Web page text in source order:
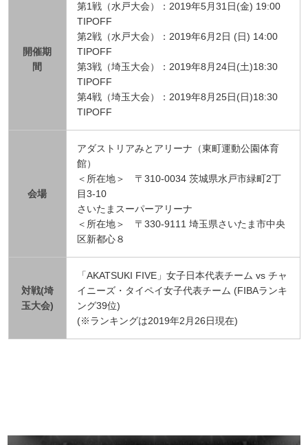
開催期
間
第1戦（水戸大会）：2019年5月31日(金) 19:00
TIPOFF
第2戦（水戸大会）：2019年6月2日 (日) 14:00
TIPOFF
第3戦（埼玉大会）：2019年8月24日(土)18:30
TIPOFF
第4戦（埼玉大会）：2019年8月25日(日)18:30
TIPOFF
会場
アダストリアみとアリーナ（東町運動公園体育
館）
＜所在地＞ 〒310-0034 茨城県水戸市緑町2丁
目3-10
さいたまスーパーアリーナ
＜所在地＞ 〒330-9111 埼玉県さいたま市中央
区新都心８
対戦(埼
玉大会)
「AKATSUKI FIVE」女子日本代表チーム vs チャ
イニーズ・タイペイ女子代表チーム (FIBAランキ
ング39位)
(※ランキングは2019年2月26日現在)